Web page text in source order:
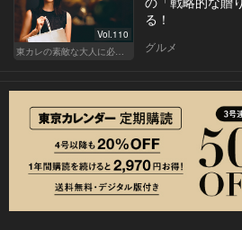
Vol.110
東カレの素敵な大人に必要なこと
る！
グルメ